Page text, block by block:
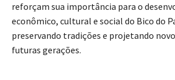
reforçam sua importância para o
econômico, cultural e social do Bico do
preservando tradições e projetando
futuras gerações.